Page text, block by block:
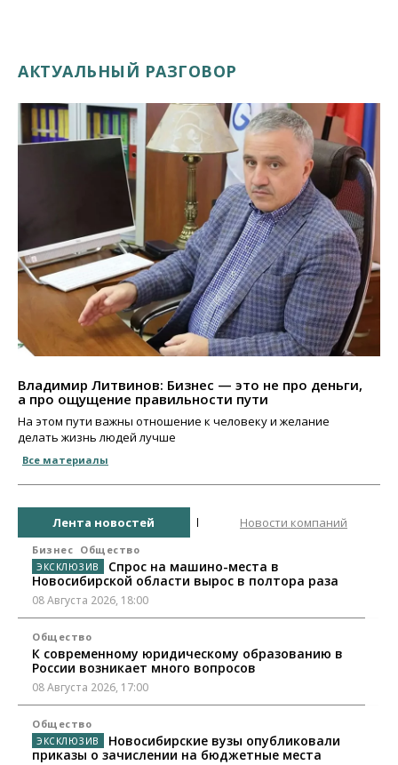
АКТУАЛЬНЫЙ РАЗГОВОР
Владимир Литвинов: Бизнес — это не про деньги,
а про ощущение правильности пути
На этом пути важны отношение к человеку и желание
делать жизнь людей лучше
Все материалы
Лента новостей Новости компаний
Бизнес Общество
Спрос на машино-места в
Новосибирской области вырос в полтора раза
08 Августа 2026, 18:00
Общество
К современному юридическому образованию в
России возникает много вопросов
08 Августа 2026, 17:00
Общество
Новосибирские вузы опубликовали
приказы о зачислении на бюджетные места